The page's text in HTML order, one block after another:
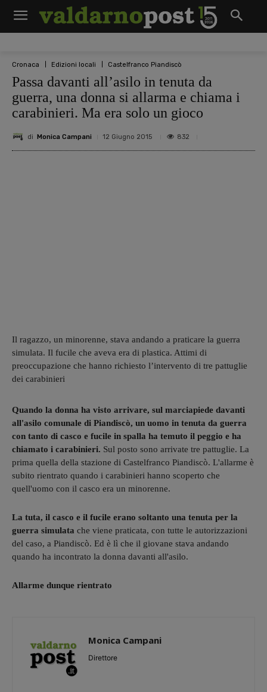
Cronaca Edizioni locali Castelfranco Piandiscò
Passa davanti all’asilo in tenuta da
guerra, una donna si allarma e chiama i
carabinieri. Ma era solo un gioco
di Monica Campani 12 Giugno 2015 832
Il ragazzo, un minorenne, stava andando a praticare la guerra
simulata. Il fucile che aveva era di plastica. Attimi di
preoccupazione che hanno richiesto l’intervento di tre pattuglie
dei carabinieri
Quando la donna ha visto arrivare, sul marciapiede davanti
all'asilo comunale di Piandiscò, un uomo in tenuta da guerra
con tanto di casco e fucile in spalla ha temuto il peggio e ha
chiamato i carabinieri. Sul posto sono arrivate tre pattuglie. La
prima quella della stazione di Castelfranco Piandiscò. L'allarme è
subito rientrato quando i carabinieri hanno scoperto che
quell'uomo con il casco era un minorenne.
La tuta, il casco e il fucile erano soltanto una tenuta per la
guerra simulata che viene praticata, con tutte le autorizzazioni
del caso, a Piandiscò. Ed è lì che il giovane stava andando
quando ha incontrato la donna davanti all'asilo.
Allarme dunque rientrato
Monica Campani
Direttore